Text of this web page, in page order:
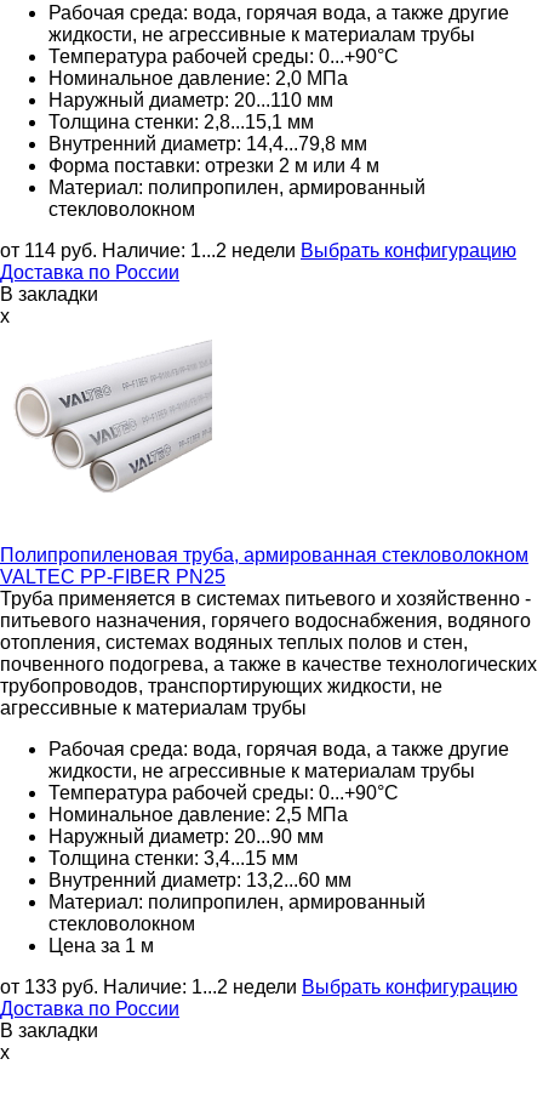
Рабочая среда: вода, горячая вода, а также другие
жидкости, не агрессивные к материалам трубы
Температура рабочей среды: 0...+90°C
Номинальное давление: 2,0 МПа
Наружный диаметр: 20...110 мм
Толщина стенки: 2,8...15,1 мм
Внутренний диаметр: 14,4...79,8 мм
Форма поставки: отрезки 2 м или 4 м
Материал: полипропилен, армированный
стекловолокном
от 114 руб. Наличие: 1...2 недели Выбрать конфигурацию
Доставка по России
В закладки
x
Полипропиленовая труба, армированная стекловолокном
VALTEC PP-FIBER PN25
Труба применяется в системах питьевого и хозяйственно -
питьевого назначения, горячего водоснабжения, водяного
отопления, системах водяных теплых полов и стен,
почвенного подогрева, а также в качестве технологических
трубопроводов, транспортирующих жидкости, не
агрессивные к материалам трубы
Рабочая среда: вода, горячая вода, а также другие
жидкости, не агрессивные к материалам трубы
Температура рабочей среды: 0...+90°C
Номинальное давление: 2,5 МПа
Наружный диаметр: 20...90 мм
Толщина стенки: 3,4...15 мм
Внутренний диаметр: 13,2...60 мм
Материал: полипропилен, армированный
стекловолокном
Цена за 1 м
от 133 руб. Наличие: 1...2 недели Выбрать конфигурацию
Доставка по России
В закладки
x